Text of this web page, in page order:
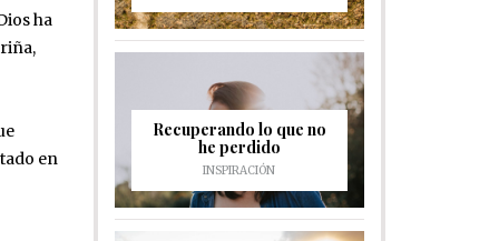
ha
en
Recuperando lo que no
he perdido
INSPIRACIÓN